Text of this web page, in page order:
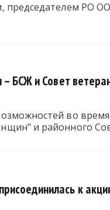
РО
БСЖ и Совет
во
и районного
к